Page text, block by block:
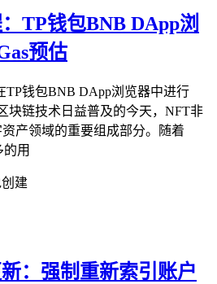
TP钱包BNB DApp浏
预估
TP钱包BNB DApp浏览器中进行
块链技术日益普及的今天，NFT非
产领域的重要组成部分。随着
用
建
：强制重新索引账户